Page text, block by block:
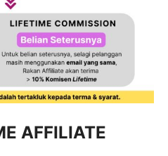
AFFILIATE